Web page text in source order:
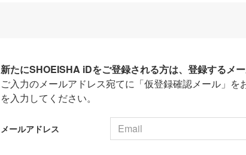
新たにSHOEISHA iDをご登録される方は、登録するメ
ご入力のメールアドレス宛てに「仮登録確認メール」
を入力してください。
メールアドレス